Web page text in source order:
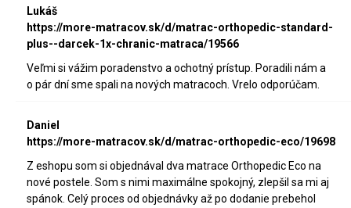
Lukáš
https://more-matracov.sk/d/matrac-orthopedic-standard-
plus--darcek-1x-chranic-matraca/19566
Veľmi si vážim poradenstvo a ochotný prístup. Poradili nám a
o pár dní sme spali na nových matracoch. Vrelo odporúčam.
Daniel
https://more-matracov.sk/d/matrac-orthopedic-eco/19698
Z eshopu som si objednával dva matrace Orthopedic Eco na
nové postele. Som s nimi maximálne spokojný, zlepšil sa mi aj
spánok. Celý proces od objednávky až po dodanie prebehol